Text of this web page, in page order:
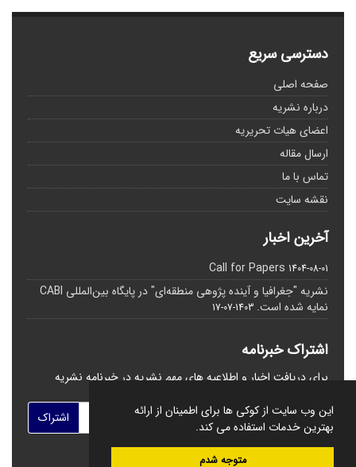
این وب سایت از کوکی ها برای اطمینان از ارائه
بهترین خدمات استفاده می کند.
متوجه شدم
دسترسی سریع
صفحه اصلی
درباره نشریه
اعضای هیات تحریریه
ارسال مقاله
تماس با ما
نقشه سایت
آخرین اخبار
Call for Papers 1404-08-01
نشریه "جغرافیا و آینده پژوهی منطقه‌ای" در پایگاه بین‌المللی CABI
نمایه شده است. 1403-07-17
اشتراک خبرنامه
برای دریافت اخبار و اطلاعیه های مهم نشریه در خبرنامه نشریه
اشتراک